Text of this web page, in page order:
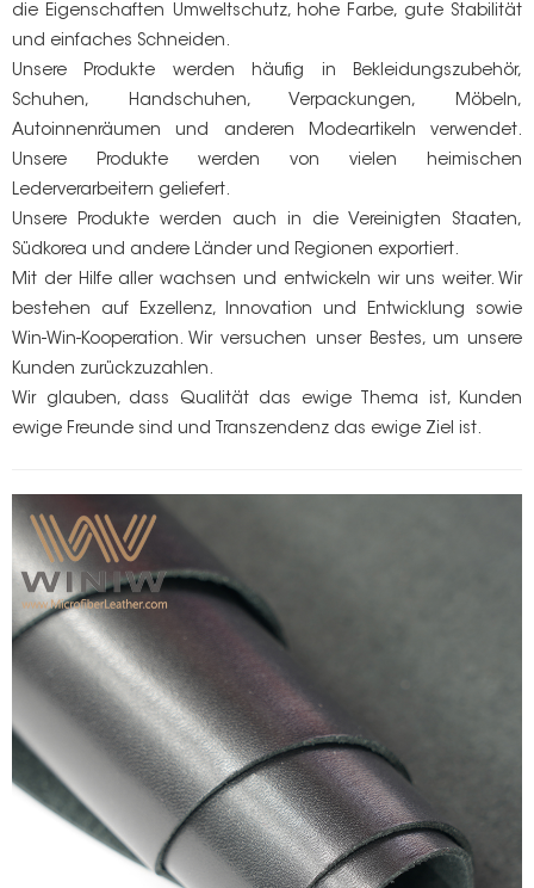
die Eigenschaften Umweltschutz, hohe Farbe, gute Stabilität
und einfaches Schneiden.
Unsere Produkte werden häufig in Bekleidungszubehör,
Schuhen, Handschuhen, Verpackungen, Möbeln,
Autoinnenräumen und anderen Modeartikeln verwendet.
Unsere Produkte werden von vielen heimischen
Lederverarbeitern geliefert.
Unsere Produkte werden auch in die Vereinigten Staaten,
Südkorea und andere Länder und Regionen exportiert.
Mit der Hilfe aller wachsen und entwickeln wir uns weiter. Wir
bestehen auf Exzellenz, Innovation und Entwicklung sowie
Win-Win-Kooperation. Wir versuchen unser Bestes, um unsere
Kunden zurückzuzahlen.
Wir glauben, dass Qualität das ewige Thema ist, Kunden
ewige Freunde sind und Transzendenz das ewige Ziel ist.